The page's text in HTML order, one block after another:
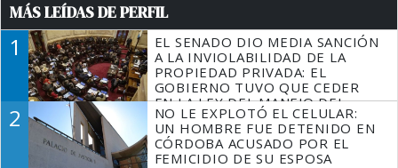
MÁS LEÍDAS DE PERFIL
1
EL SENADO DIO MEDIA SANCIÓN
A LA INVIOLABILIDAD DE LA
PROPIEDAD PRIVADA: EL
GOBIERNO TUVO QUE CEDER
EN LA LEY DEL MANEJO DEL
FUEGO
2
NO LE EXPLOTÓ EL CELULAR:
UN HOMBRE FUE DETENIDO EN
CÓRDOBA ACUSADO POR EL
FEMICIDIO DE SU ESPOSA